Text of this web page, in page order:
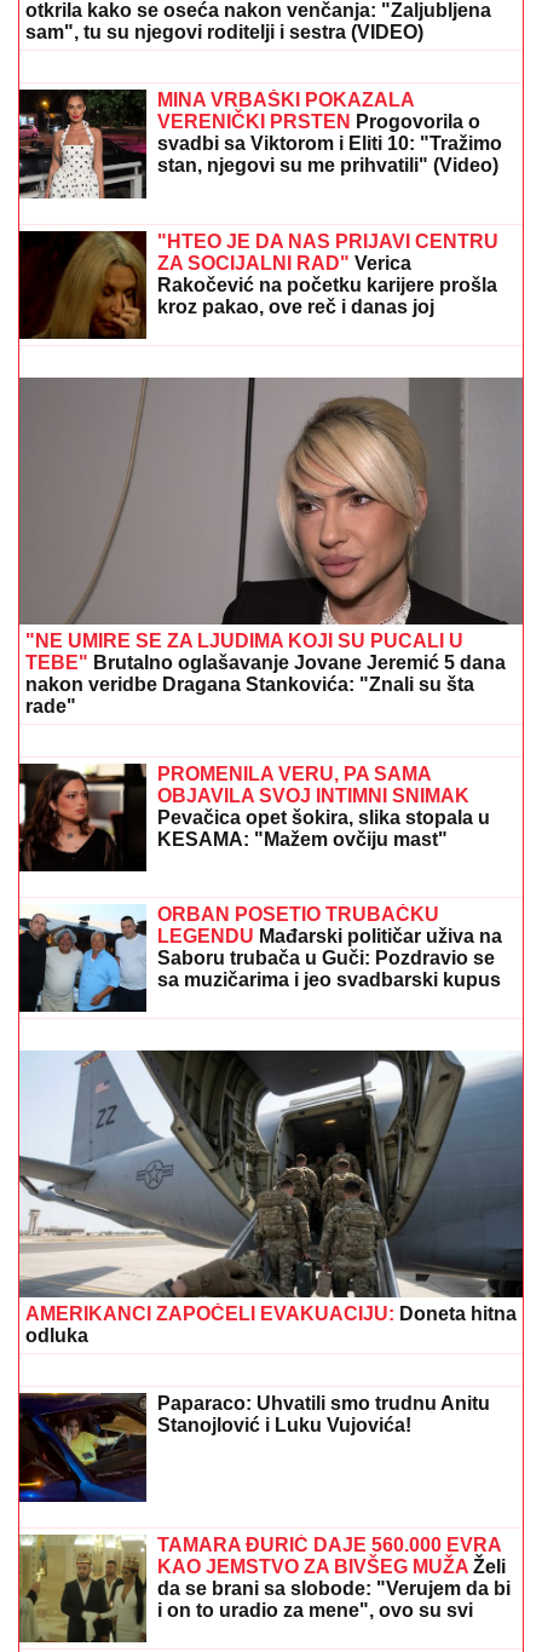
otkrila kako se oseća nakon venčanja: "Zaljubljena
sam", tu su njegovi roditelji i sestra (VIDEO)
Pevačica i Aleksa Bjelogrlić ne skidaju
osmeh sa lica, a ona jednim potezom
OČARALA SVE
svadbi sa Viktorom i Eliti 10: "Tražimo
stan, njegovi su me prihvatili" (Video)
JOŠ JEDNA DETONACIJA U BEOGRADU!
se zatresla usred noći: Na licu mesta krater, policija
traga za počiniocem
"HTEO JE DA NAS PRIJAVI CENTRU
ZA SOCIJALNI RAD"Verica
Rakočević na početku karijere prošla
kroz pakao, ove reč i danas joj
odzvanjaju u ušima: "Oduzeće vam
KRVAVI OBRAČUN NA DORĆOLU:
Mladić upucan u stomak, drugovi ga
dovezli u bolnicu, na ovo se sumnja
"NE UMIRE SE ZA LJUDIMA KOJI SU PUCALI U
TEBE"
Brutalno oglašavanje Jovane Jeremić 5 dana
nakon veridbe Dragana Stankovića: "Znali su šta
rade"
"ŽELIM BEBU"Jelena Gavrilović
progovorila o svadbi i renoviranju
kuće: "Išla sam roditeljima da kažem
da odustajem"
Pevačica opet šokira, slika stopala u
KESAMA: "Mažem ovčiju mast"